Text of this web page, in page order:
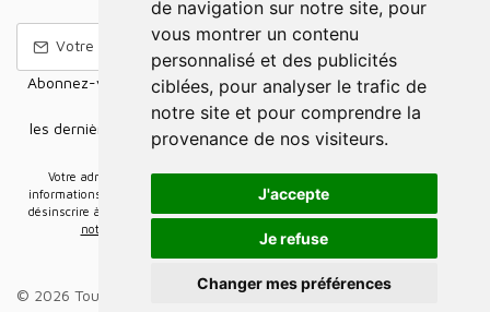
de navigation sur notre site, pour
vous montrer un contenu
personnalisé et des publicités
ciblées, pour analyser le trafic de
notre site et pour comprendre la
provenance de nos visiteurs.
J'accepte
Je refuse
Changer mes préférences
Abonnez-vous à notre Newsletter pour recevoir nos nouvelles
offres,
les dernières nouvelles, des informations sur les ventes et les
promotions.
Votre adresse e-mail sera uniquement utilisée pour vous envoyer des
informations sur les actualités relatives au groupe Elidia. Vous pouvez vous
désinscrire à tout moment. Pour plus d’informations, cliquez iciRetrouvez ici
notre politique de protection de vos données personnelles
© 2026 Tous droits réservés.Groupe Elidia .